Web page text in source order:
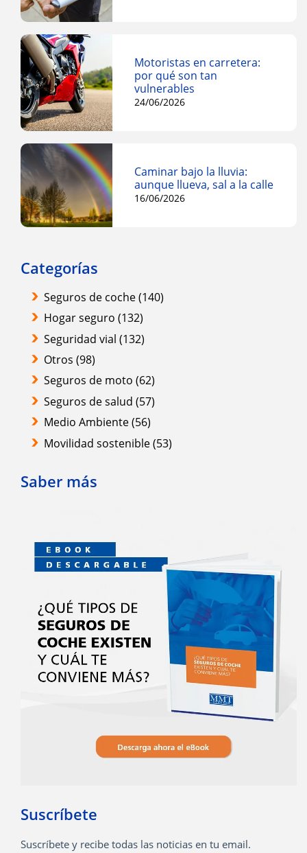
Motoristas en carretera:
por qué son tan
vulnerables
24/06/2026
Caminar bajo la lluvia:
aunque llueva, sal a la calle
16/06/2026
Categorías
Seguros de coche(140)
Hogar seguro (132)
Seguridad vial (132)
Otros (98)
Seguros de moto (62)
Seguros de salud (57)
Medio Ambiente(56)
Movilidad sostenible(53)
Saber más
Suscríbete